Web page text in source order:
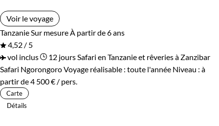
Voir le voyage
Tanzanie Sur mesure À partir de 6 ans
4,52 / 5
vol inclus
12 jours Safari en Tanzanie et rêveries à Zanzibar
Safari NgorongoroVoyage réalisable : toute l'année Niveau : à
partir de4 500 € / pers.
Carte
Détails